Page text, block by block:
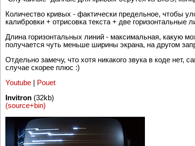
"Случайные" данные для кривых берутся из BIOS,
Количество кривых - фактически предельное, чтобы
калибровки + отрисовка текста + две горизонтальные
Длина горизонтальных линий - максимальная, какую
получается чуть меньше ширины экрана, на другом
Отдельно замечу, что хотя никакого звука в коде нет,
случае скорее плюс :)
Youtube
|Pouet
Invitron(32kb)
(source+bin)